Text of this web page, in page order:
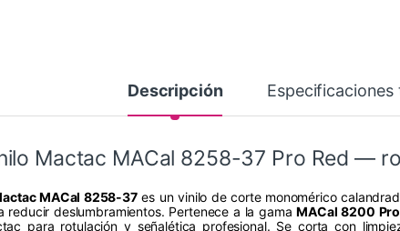
Descripción Especificaciones
Mactac MACal 8258-37 Pro Red —
MACal 8258-37es un vinilo de corte monomérico
reducir deslumbramientos. Pertenece a la gamaMACal 8200 Pro
para rotulación y señalética profesional. Se corta con